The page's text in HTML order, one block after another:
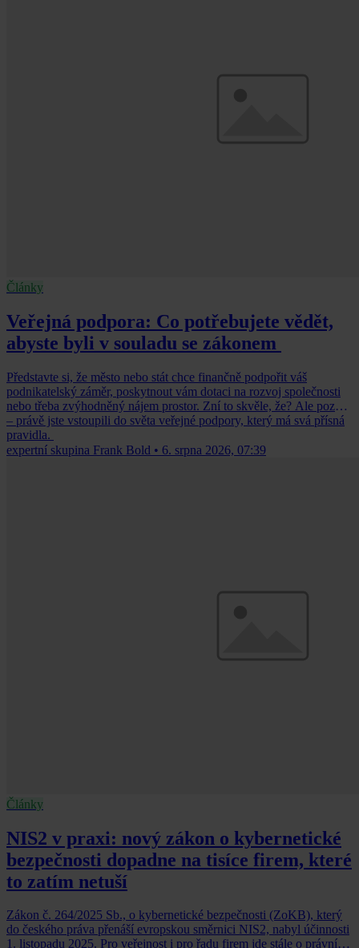
Články
Veřejná podpora: Co potřebujete vědět,
abyste byli v souladu se zákonem
Představte si, že město nebo stát chce finančně podpořit váš
podnikatelský záměr, poskytnout vám dotaci na rozvoj společnosti
nebo třeba zvýhodněný nájem prostor. Zní to skvěle, že? Ale pozor
– právě jste vstoupili do světa veřejné podpory, který má svá přísná
pravidla.
expertní skupina Frank Bold • 6. srpna 2026, 07:39
Články
NIS2 v praxi: nový zákon o kybernetické
bezpečnosti dopadne na tisíce firem, které
to zatím netuší
Zákon č. 264/2025 Sb., o kybernetické bezpečnosti (ZoKB), který
do českého práva přenáší evropskou směrnici NIS2, nabyl účinnosti
1. listopadu 2025. Pro veřejnost i pro řadu firem jde stále o právní